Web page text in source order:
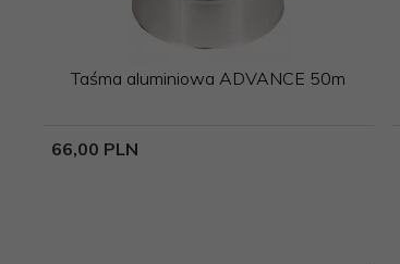
Taśma aluminiowa ADVANCE 50m
66,00 PLN